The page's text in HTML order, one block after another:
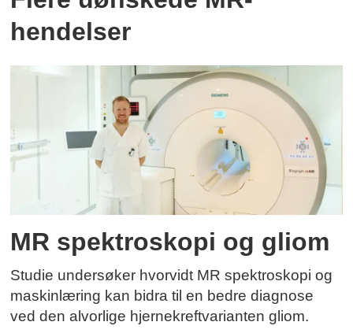
hendelser
MR spektroskopi og gliom
Studie undersøker hvorvidt MR spektroskopi og
maskinlæring kan bidra til en bedre diagnose
ved den alvorlige hjernekreftvarianten gliom.